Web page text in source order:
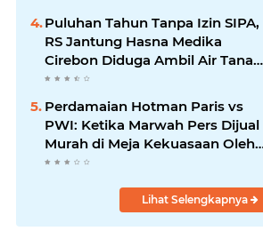
Amanah
Puluhan Tahun Tanpa Izin SIPA,
RS Jantung Hasna Medika
Cirebon Diduga Ambil Air Tanah
Secara Ilegal; Advokat Kirim
Surat Somasi
Perdamaian Hotman Paris vs
PWI: Ketika Marwah Pers Dijual
Murah di Meja Kekuasaan Oleh:
Aceng Syamsul Hadie (ASH)"
Lihat Selengkapnya